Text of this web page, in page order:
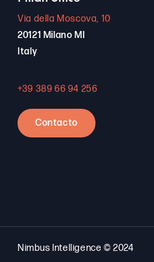
Via della Moscova, 10
20121 Milano MI
Italy
+39 389 66 94 256
Contacto
Nimbus Intelligence © 2024